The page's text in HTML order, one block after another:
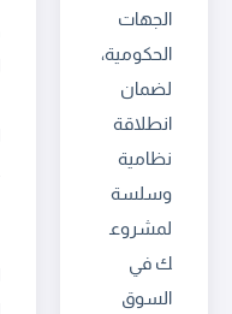
الجهات
الحكومية،
لضمان
انطلاقة
نظامية
وسلسة
لمشروع
ك في
السوق